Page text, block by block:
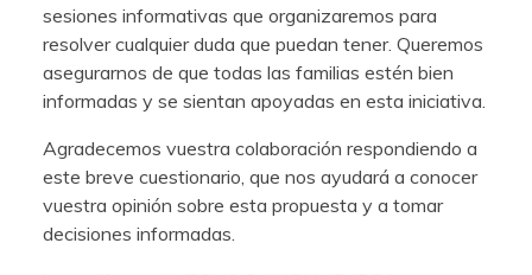
sesiones informativas que organizaremos para
resolver cualquier duda que puedan tener. Queremos
asegurarnos de que todas las familias estén bien
informadas y se sientan apoyadas en esta iniciativa.
Agradecemos vuestra colaboración respondiendo a
este breve cuestionario, que nos ayudará a conocer
vuestra opinión sobre esta propuesta y a tomar
decisiones informadas.